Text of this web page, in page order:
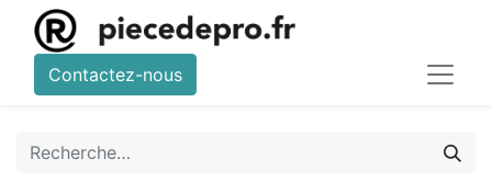
Contactez-nous